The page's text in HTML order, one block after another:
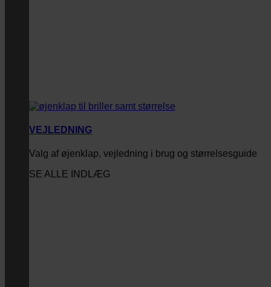
VEJLEDNING
Valg af øjenklap, vejledning i brug og størrelsesguide
SE ALLE INDLÆG